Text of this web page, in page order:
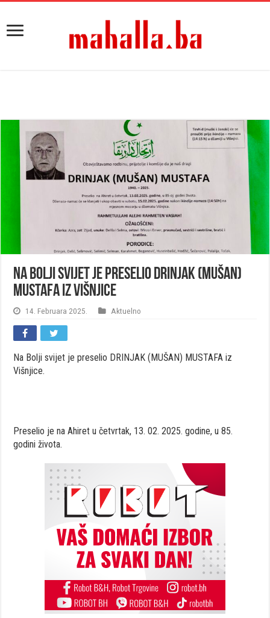
Na Bolji svijet je preselio DRINJAK (MUŠAN)
MUSTAFA iz Višnjice
14. Februara 2025. Aktuelno
Na Bolji svijet je preselio DRINJAK (MUŠAN) MUSTAFA iz
Višnjice.
Preselio je na Ahiret u četvrtak, 13. 02. 2025. godine, u 85.
godini života.